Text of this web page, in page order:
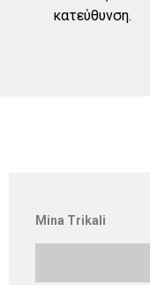
κατεύθυνση.
Mina Trikali